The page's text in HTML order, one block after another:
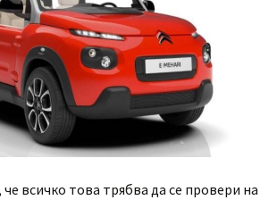
всичко това трябва да се провери на